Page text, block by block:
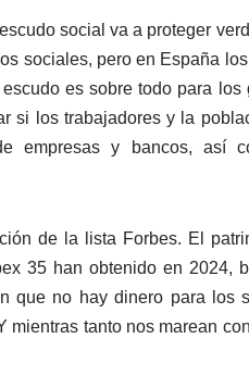
social va a proteger
sociales, pero en España
es sobre todo para los
si los trabajadores y la
empresas y bancos, así
de la lista Forbes. El
35 han obtenido en 2024,
que no hay dinero para los
tanto nos marean